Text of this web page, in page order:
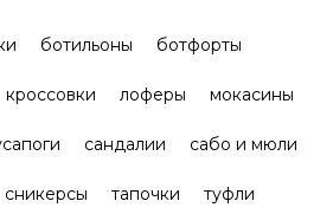
ботильоны ботфорты
кроссовки лоферы мокасины
сандалии сабо и мюли
сникерсы тапочки туфли